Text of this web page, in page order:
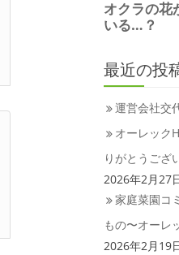
最近の投
運営会社交
オーレック
りがとうござ
2026年2月27
家庭菜園コ
もの〜オーレ
2026年2月19